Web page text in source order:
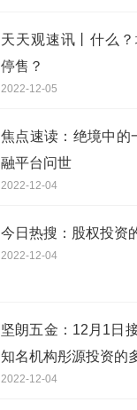
天天观速讯丨什么
停售？
2022-12-05
焦点速读：绝境中的
融平台问世
2022-12-04
今日热搜：股权投资
2022-12-04
坚朗五金：12月1日
知名机构彤源投资的
2022-12-04